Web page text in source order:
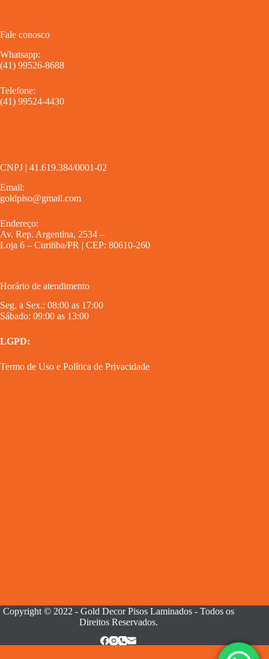
Fale conosco
Whatsapp:
(41) 99526-8688
Telefone:
(41) 99524-4430
CNPJ | 41.619.384/0001-02
Email:
goldpiso@gmail.com
Endereço:
Av. Rep. Argentina, 2534 –
Loja 6 – Curitiba/PR | CEP: 80610-260
Horário de atendimento
Seg. a Sex.: 08:00 as 17:00
Sábado: 09:00 as 13:00
LGPD:
Termo de Uso e Política de Privacidade
Copyright © 2022 - Gold Decor Pisos Laminados - Todos os
Direitos Reservados.